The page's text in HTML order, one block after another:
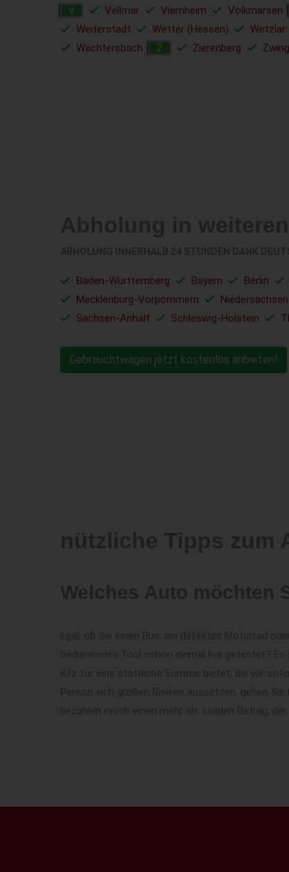
V Vellmar Viernheim Volkmarsen
Weiterstadt
Wetter (Hessen) Wetzlar
Wächtersbach
Z Zierenberg
Baden-Württemberg Bayern Berlin
Mecklenburg-Vorpommern
Niedersachsen
Sachsen-Anhalt
Schleswig-Holstein
Gebrauchtwagen jetzt kostenlos anbieten!